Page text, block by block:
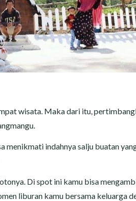
wisata. Maka dari itu,
indahnya salju buatan
Di spot ini kamu bisa
liburan kamu bersama keluarga